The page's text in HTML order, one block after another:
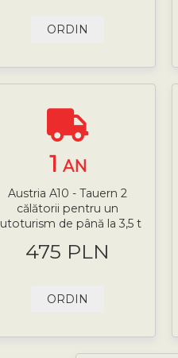
ORDIN
1 AN
Austria A10 - Tauern 2
călătorii pentru un
de până la 3,5 t
475 PLN
ORDIN